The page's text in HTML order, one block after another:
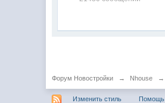
Форум Новостройки → Nhouse →
Изменить стиль Помощь